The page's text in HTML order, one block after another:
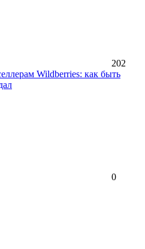
202
Wildberries: как быть
0